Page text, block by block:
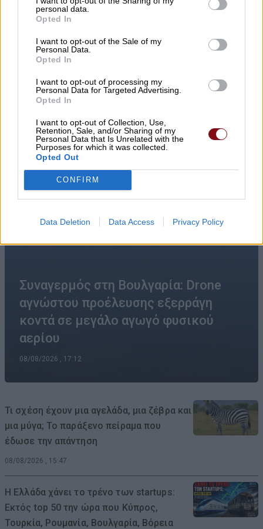
personal data.
Opted In
I want to opt-out of the Sale of my
Personal Data.
Opted In
I want to opt-out of processing my
Personal Data for Targeted Advertising.
Opted In
I want to opt-out of Collection, Use,
Retention, Sale, and/or Sharing of my
Personal Data that Is Unrelated with the
Purposes for which it was collected.
Opted Out
CONFIRM
Data Deletion Data Access Privacy Policy
Συναγερμός στη Βουλγαρία: Drone
αγνώστου προέλευσης εξερράγη
κοντά σε μεγάλο αγωγό φυσικού
αερίου
08/08/2026 , 17:12
Τι σχέση έχουν μια αγελάδα, μια ζέβρα και
μια μύγα; Το παράξενο πείραμα που
έδωσε την απάντηση
08/08/2026 , 15:47
Η Ελλάδα χάνει το τρένο των startups:
Εκτός top 50 την ώρα που Κύπρος,
Τουρκία, Ρουμανία, Βουλγαρία, Βόρεια